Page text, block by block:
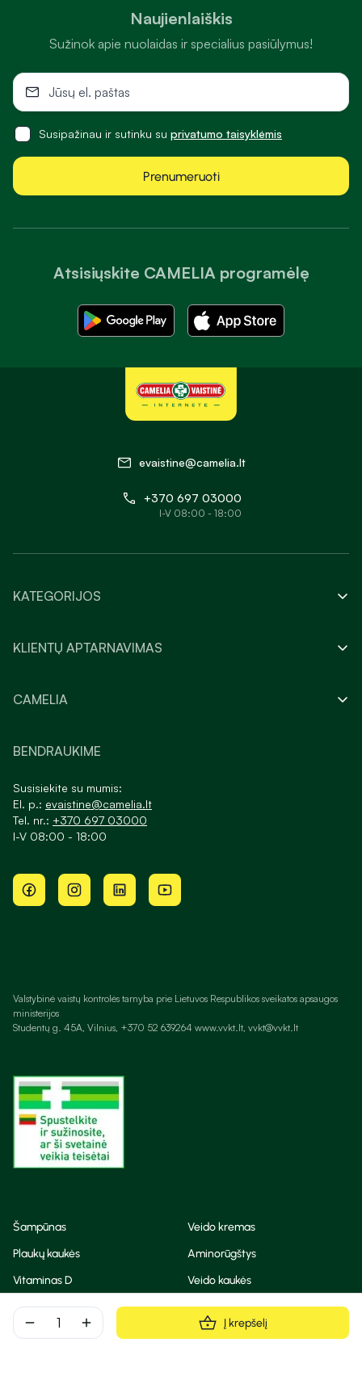
remove add Į krepšelį
Atsisiųskite CAMELIA programėlę
Naujienlaiškis
Sužinok apie nuolaidas ir specialius pasiūlymus!
Susipažinau ir sutinku su privatumo taisyklėmis
Prenumeruoti
evaistine@camelia.lt
+370 697 03000
I-V 08:00 - 18:00
KATEGORIJOS
KLIENTŲ APTARNAVIMAS
CAMELIA
BENDRAUKIME
Susisiekite su mumis:
El. p.: evaistine@camelia.lt
Tel. nr.: +370 697 03000
I-V 08:00 - 18:00
Valstybinė vaistų kontrolės tarnyba prie Lietuvos Respublikos sveikatos apsaugos
ministerijos
Studentų g. 45A, Vilnius, +370 52 639264 www.vvkt.lt, vvkt@vvkt.lt
Šampūnas
Veido kremas
Plaukų kaukės
Aminorūgštys
Vitaminas D
Veido kaukės
Korėjietiška kosmetika
Eteriniai aliejai
Dezodorantas
BB ir CC kremas